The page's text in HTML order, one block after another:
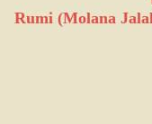
Rumi (Molana